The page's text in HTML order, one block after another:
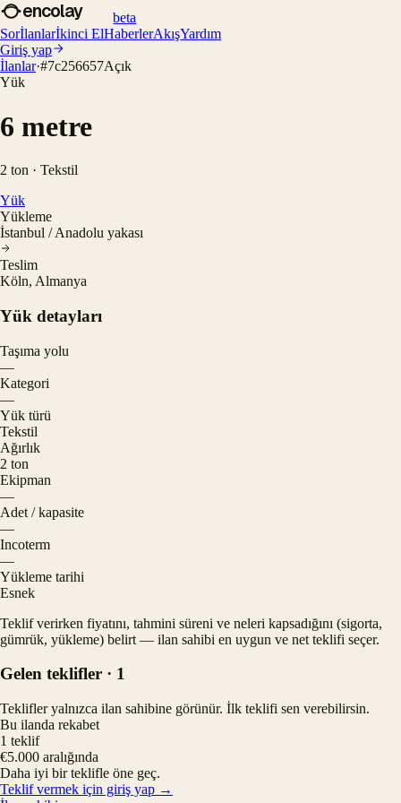
encolay
beta
Sorİlanlarİkinci ElHaberlerAkışYardım
Giriş yap
İlanlar·#7c256657Açık
Yük
6 metre
2 ton · Tekstil
Yük
Yükleme
İstanbul / Anadolu yakası
Teslim
Köln, Almanya
Yük detayları
Taşıma yolu
—
Kategori
—
Yük türü
Tekstil
Ağırlık
2 ton
Ekipman
—
Adet / kapasite
—
Incoterm
—
Yükleme tarihi
Esnek
Teklif verirken fiyatını, tahmini süreni ve neleri kapsadığını (sigorta,
gümrük, yükleme) belirt — ilan sahibi en uygun ve net teklifi seçer.
Gelen teklifler · 1
Teklifler yalnızca ilan sahibine görünür. İlk teklifi sen verebilirsin.
Bu ilanda rekabet
1 teklif
€5.000 aralığında
Daha iyi bir teklifle öne geç.
Teklif vermek için giriş yap →